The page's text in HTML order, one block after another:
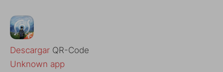
Descargar QR-Code
Unknown app